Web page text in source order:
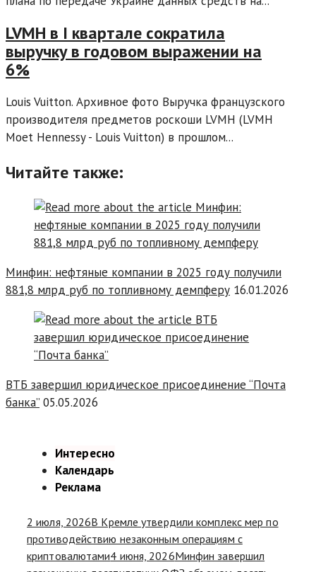
LVMH в I квартале сократила
выручку в годовом выражении на
6%
Louis Vuitton. Архивное фото Выручка французского
производителя предметов роскоши LVMH (LVMH
Moet Hennessy - Louis Vuitton) в прошлом...
Читайте также:
Минфин: нефтяные компании в 2025 году получили
881,8 млрд руб по топливному демпферу 16.01.2026
ВТБ завершил юридическое присоединение “Почта
банка” 05.05.2026
Интересно
Календарь
Реклама
2 июля, 2026В Кремле утвердили комплекс мер по
противодействию незаконным операциям с
криптовалютами4 июня, 2026Минфин завершил